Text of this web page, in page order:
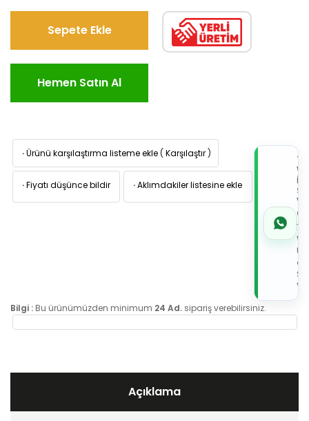
Sepete Ekle
Hemen Satın Al
·Ürünü karşılaştırma listeme ekle ( Karşılaştır )
·Fiyatı düşünce bildir ·Aklımdakiler listesine ekle
İLE
de
Bilgi : Bu ürünümüzden minimum 24 Ad. sipariş verebilirsiniz.
Açıklama